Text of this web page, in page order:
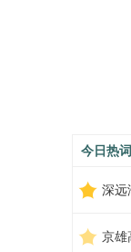
今日热词